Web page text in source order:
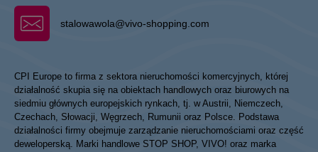
stalowawola@vivo-shopping.com
CPI Europe to firma z sektora nieruchomości komercyjnych, której
działalność skupia się na obiektach handlowych oraz biurowych na
siedmiu głównych europejskich rynkach, tj. w Austrii, Niemczech,
Czechach, Słowacji, Węgrzech, Rumunii oraz Polsce. Podstawa
działalności firmy obejmuje zarządzanie nieruchomościami oraz część
deweloperską. Marki handlowe STOP SHOP, VIVO! oraz marka